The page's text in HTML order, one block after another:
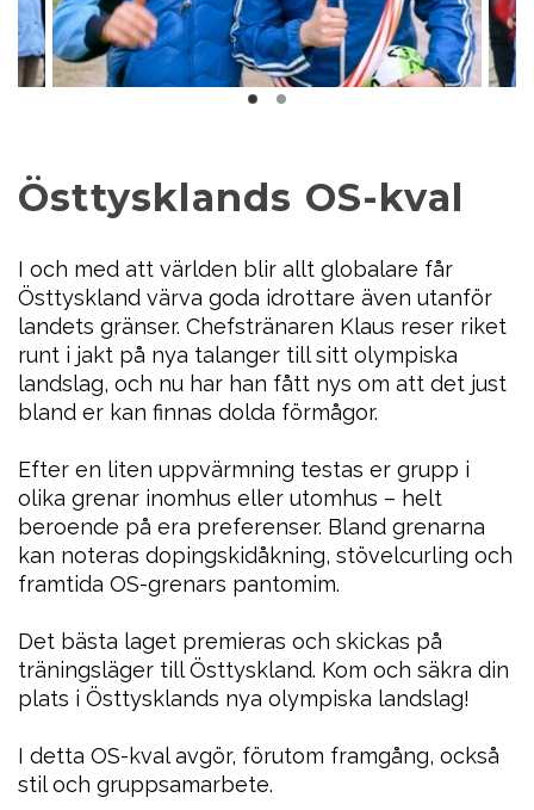
Östtysklands OS-kval
I och med att världen blir allt globalare får
Östtyskland värva goda idrottare även utanför
landets gränser. Chefstränaren Klaus reser riket
runt i jakt på nya talanger till sitt olympiska
landslag, och nu har han fått nys om att det just
bland er kan finnas dolda förmågor.
Efter en liten uppvärmning testas er grupp i
olika grenar inomhus eller utomhus – helt
beroende på era preferenser. Bland grenarna
kan noteras dopingskidåkning, stövelcurling och
framtida OS-grenars pantomim.
Det bästa laget premieras och skickas på
träningsläger till Östtyskland. Kom och säkra din
plats i Östtysklands nya olympiska landslag!
I detta OS-kval avgör, förutom framgång, också
stil och gruppsamarbete.